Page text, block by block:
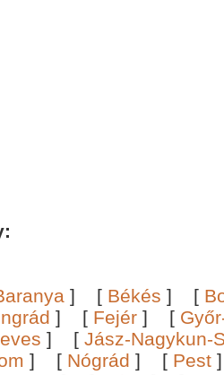
] [ Békés ] [
] [ Fejér ] [
] [ Jász-Nagykun-
] [ Nógrád ] [ Pest